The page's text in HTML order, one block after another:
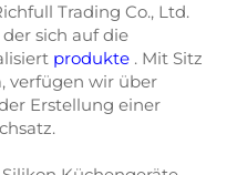
Trading Co., Ltd.
sich auf die
produkte . Mit Sitz
verfügen wir über
Erstellung einer